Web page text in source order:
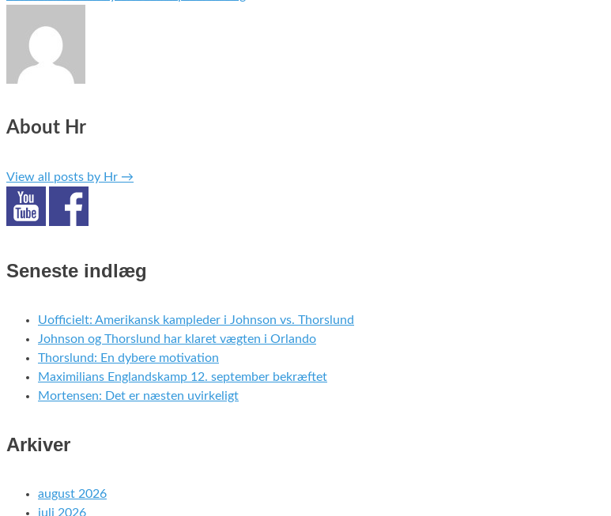
About Hr
View all posts by Hr →
Seneste indlæg
Uofficielt: Amerikansk kampleder i Johnson vs. Thorslund
Johnson og Thorslund har klaret vægten i Orlando
Thorslund: En dybere motivation
Maximilians Englandskamp 12. september bekræftet
Mortensen: Det er næsten uvirkeligt
Arkiver
august 2026
juli 2026